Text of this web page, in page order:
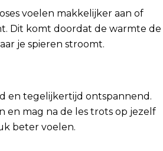
voelen makkelijker aan of
Dit komt doordat de warmte de
je spieren stroomt.
en tegelijkertijd ontspannend.
en mag na de les trots op jezelf
beter voelen.